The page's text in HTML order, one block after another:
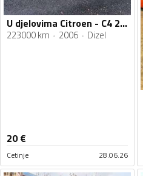
U djelovima Citroen - C4 2.0 hdi
223000 km 2006 Dizel
20€
Cetinje 28.06.26